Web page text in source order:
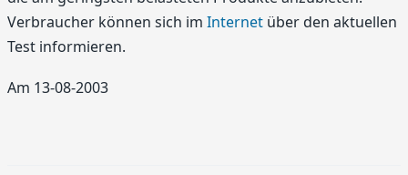
Verbraucher können sich im Internet über den aktuellen
Test informieren.
Am 13-08-2003